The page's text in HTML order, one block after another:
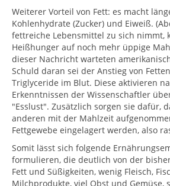
Weiterer Vorteil von Fett: es macht
Kohlenhydrate (Zucker) und Eiweiß.
fettreiche Lebensmittel zu sich nimmt,
Heißhunger auf noch mehr üppige
dieser Nachricht warteten
Schuld daran sei der Anstieg von
Triglyceride im Blut. Diese aktivieren
Erkenntnissen der Wissenschaftler
"Esslust". Zusätzlich sorgen sie dafür,
anderen mit der Mahlzeit
Fettgewebe eingelagert werden, also
Somit lässt sich folgende
formulieren, die deutlich von der
Fett und Süßigkeiten, wenig Fleisch,
Milchprodukte, viel Obst und Gemüse,